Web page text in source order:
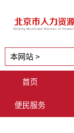
首页
便民服务